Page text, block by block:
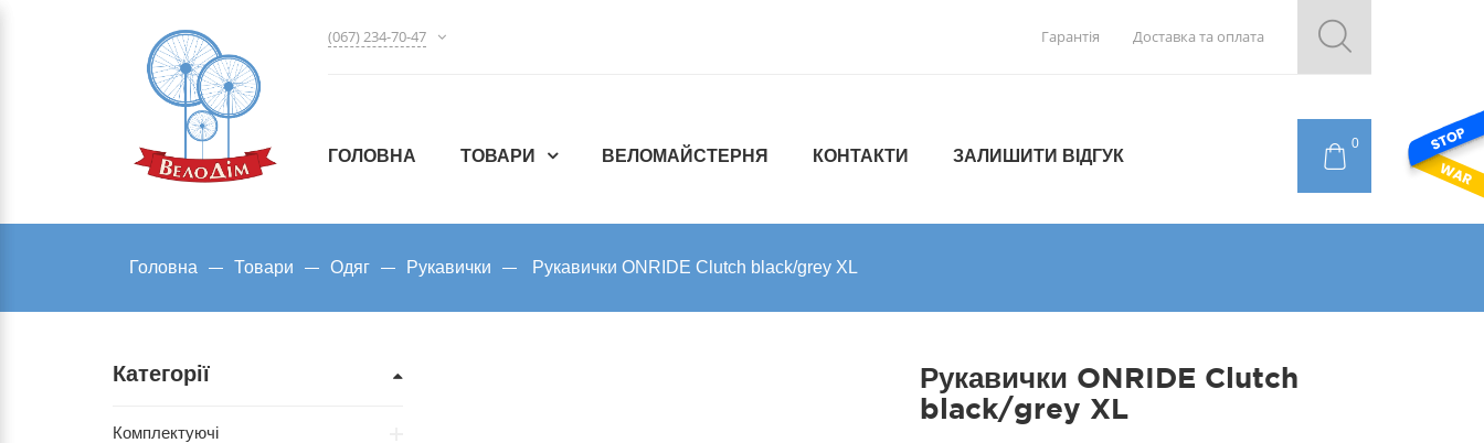
(067) 234-70-47 Гарантія Доставка та оплата
0
ГОЛОВНА ТОВАРИ ВЕЛОМАЙСТЕРНЯ КОНТАКТИ ЗАЛИШИТИ ВІДГУК
Головна Товари Одяг Рукавички Рукавички ONRIDE Clutch black/grey XL
Рукавички ONRIDE Clutch
black/grey XL
Категорії
Комплектуючі